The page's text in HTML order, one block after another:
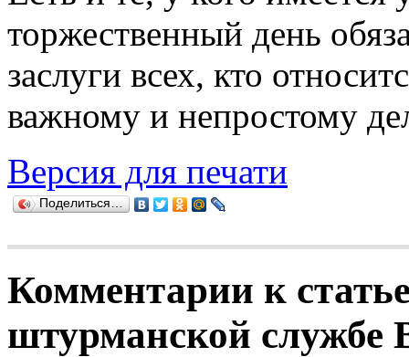
торжественный день
заслуги всех, кто
важному и непростому
Версия для печати
Поделиться…
Комментарии к
штурманской